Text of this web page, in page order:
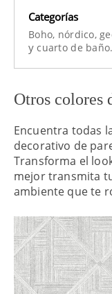
Categorías
Boho, nórdico,
ycuarto de baño.
Otros colores
Encuentra todas
decorativo de
Transforma el
mejor transmita
ambiente que te